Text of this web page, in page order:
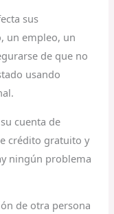
sus
un empleo, un
de que no
usando
cuenta de
crédito gratuito y
ningún problema
de otra persona